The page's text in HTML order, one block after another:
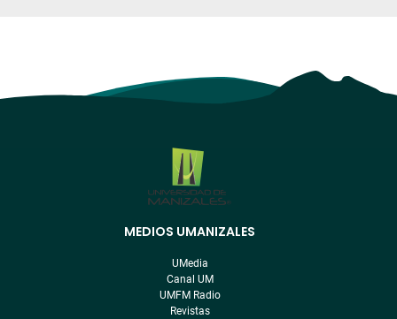
MEDIOS UMANIZALES
UMedia
Canal UM
UMFM Radio
Revistas